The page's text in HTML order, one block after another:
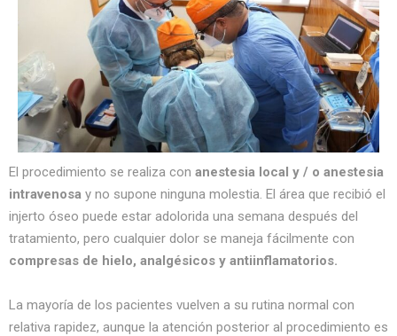
El procedimiento se realiza con anestesia local y / o anestesia
intravenosa y no supone ninguna molestia. El área que recibió el
injerto óseo puede estar adolorida una semana después del
tratamiento, pero cualquier dolor se maneja fácilmente con
compresas de hielo, analgésicos y antiinflamatorios.
La mayoría de los pacientes vuelven a su rutina normal con
relativa rapidez, aunque la atención posterior al procedimiento es